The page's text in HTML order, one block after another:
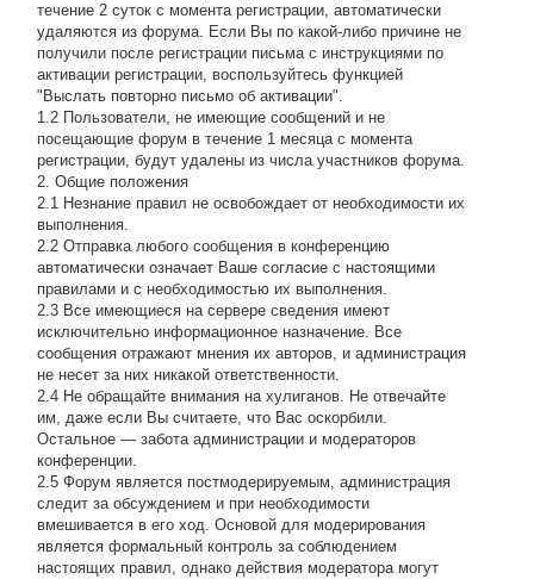
течение 2 суток с момента регистрации, автоматически
удаляются из форума. Если Вы по какой-либо причине не
получили после регистрации письма с инструкциями по
активации регистрации, воспользуйтесь функцией
"Выслать повторно письмо об активации".
1.2 Пользователи, не имеющие сообщений и не
посещающие форум в течение 1 месяца с момента
регистрации, будут удалены из числа участников форума.
2. Общие положения
2.1 Hезнание правил не освобождает от необходимости их
выполнения.
2.2 Отправка любого сообщения в конференцию
автоматически означает Ваше согласие с настоящими
правилами и с необходимостью их выполнения.
2.3 Все имеющиеся на сервере сведения имеют
исключительно информационное назначение. Все
сообщения отражают мнения их авторов, и администрация
не несет за них никакой ответственности.
2.4 Не обращайте внимания на хулиганов. Не отвечайте
им, даже если Вы считаете, что Вас оскорбили.
Остальное — забота администрации и модераторов
конференции.
2.5 Форум является постмодерируемым, администрация
следит за обсуждением и при необходимости
вмешивается в его ход. Основой для модерирования
является формальный контроль за соблюдением
настоящих правил, однако действия модератора могут